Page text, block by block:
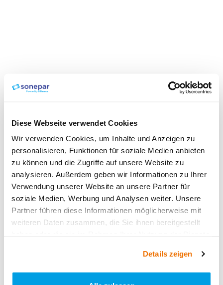
Diese Webseite verwendet Cookies
Wir verwenden Cookies, um Inhalte und Anzeigen zu
personalisieren, Funktionen für soziale Medien anbieten
zu können und die Zugriffe auf unsere Website zu
analysieren. Außerdem geben wir Informationen zu Ihrer
Verwendung unserer Website an unsere Partner für
soziale Medien, Werbung und Analysen weiter. Unsere
Partner führen diese Informationen möglicherweise mit
weiteren Daten zusammen, die Sie ihnen bereitgestellt
Details zeigen